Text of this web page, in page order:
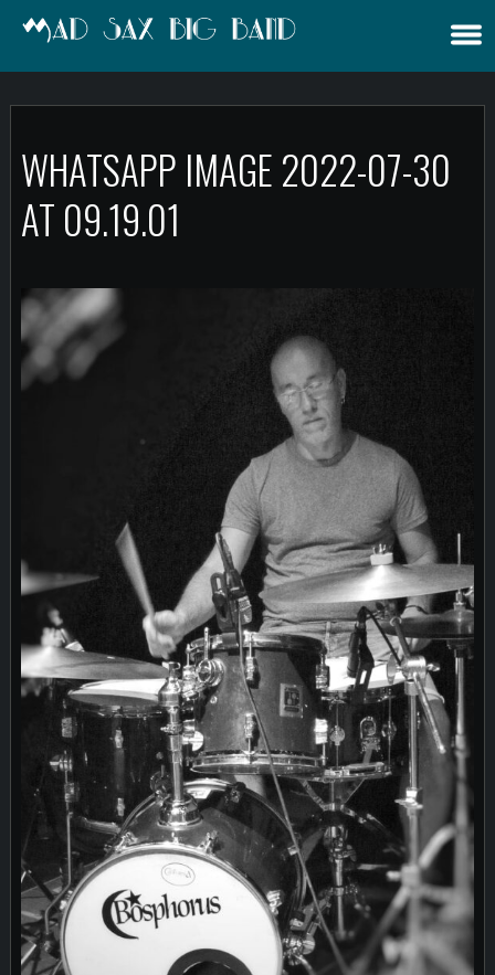
WHATSAPP IMAGE 2022-07-30
AT 09.19.01